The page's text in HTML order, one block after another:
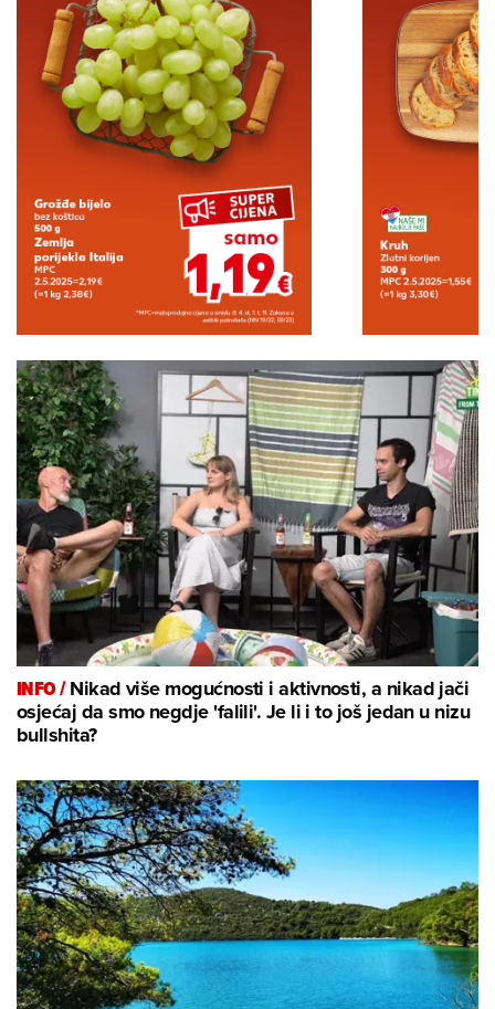
INFO /Nikad više mogućnosti i aktivnosti, a nikad jači
osjećaj da smo negdje 'falili'. Je li i to još jedan u nizu
bullshita?